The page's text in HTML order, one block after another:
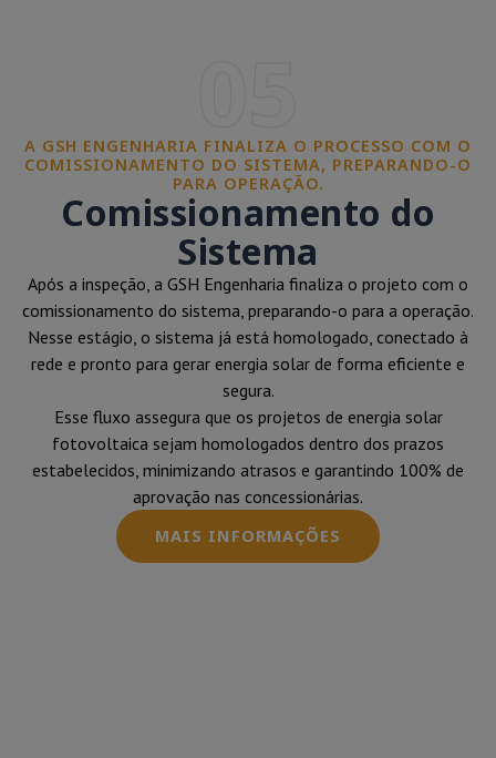
A GSH ENGENHARIA FINALIZA O PROCESSO COM O
COMISSIONAMENTO DO SISTEMA, PREPARANDO-O
PARA OPERAÇÃO.
Comissionamento do
Sistema
Após a inspeção, a GSH Engenharia finaliza o projeto com o
comissionamento do sistema, preparando-o para a operação.
Nesse estágio, o sistema já está homologado, conectado à
rede e pronto para gerar energia solar de forma eficiente e
segura.
Esse fluxo assegura que os projetos de energia solar
fotovoltaica sejam homologados dentro dos prazos
estabelecidos, minimizando atrasos e garantindo 100% de
aprovação nas concessionárias.
MAIS INFORMAÇÕES